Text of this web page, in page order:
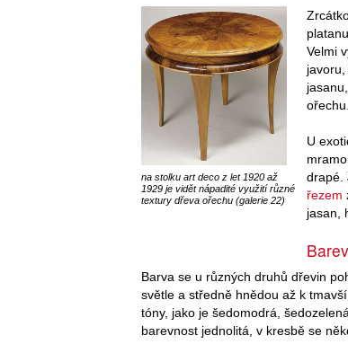
na stolku art deco z let 1920 až
1929 je vidět nápadité využití různé
textury dřeva ořechu (galerie 22)
Velmi
ořechu.
U
drapé.
řezem
jasan,
Barva se u různých druhů dřevin
světle a středně hnědou až k
tóny, jako je šedomodrá,
barevnost jednolitá, v kresbě se